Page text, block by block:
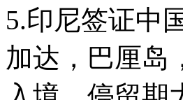
5.印尼签证中
加达，巴厘岛